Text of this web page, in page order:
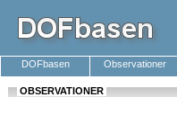
DOFbasen Observationer
OBSERVATIONER